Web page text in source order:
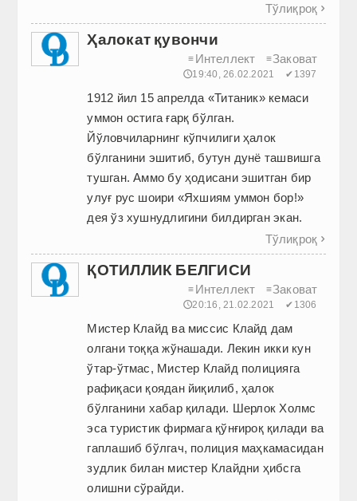
Тўлиқроқ 
Ҳалокат қувончи
≡ Интеллект ≡Заковат
🕔19:40, 26.02.2021 ✔1397
1912 йил 15 апрелда «Титаник» кемаси
уммон остига ғарқ бўлган.
Йўловчиларнинг кўпчилиги ҳалок
бўлганини эшитиб, бутун дунё ташвишга
тушган. Аммо бу ҳодисани эшитган бир
улуғ рус шоири «Яхшиям уммон бор!»
дея ўз хушнудлигини билдирган экан.
Тўлиқроқ 
ҚОТИЛЛИК БЕЛГИСИ
≡ Интеллект ≡Заковат
🕔20:16, 21.02.2021 ✔1306
Мистер Клайд ва миссис Клайд дам
олгани тоққа жўнашади. Лекин икки кун
ўтар-ўтмас, Мистер Клайд полицияга
рафиқаси қоядан йиқилиб, ҳалок
бўлганини хабар қилади. Шерлок Холмс
эса туристик фирмага қўнғироқ қилади ва
гаплашиб бўлгач, полиция маҳкамасидан
зудлик билан мистер Клайдни ҳибсга
олишни сўрайди.